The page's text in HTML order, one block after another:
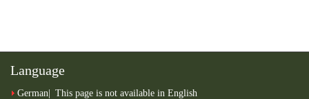
Language
German This page is not available in English